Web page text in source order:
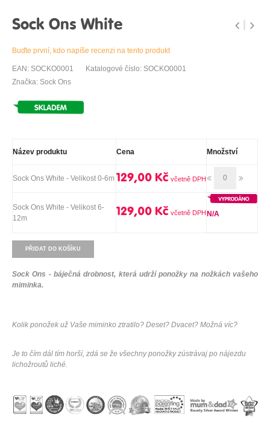
Sock Ons White
Buďte první, kdo napíše recenzi na tento produkt
EAN: SOCKO0001
Katalogové číslo: SOCKO0001
Značka: Sock Ons
Název produktu Cena Množství
Sock Ons White - Velikost 0-6m 129,00 Kč
Sock Ons White - Velikost 6-
12m
129,00 Kč N/A
PŘIDAT DO KOŠÍKU
Sock Ons - báječná drobnost, která udrží ponožky na nožkách vašeho
miminka.
Kolik ponožek už Vaše miminko ztratilo? Deset? Dvacet? Možná víc?
Je to čím dál tím horší, zdá se že všechny ponožky zústrávaj po nájezdu
lichožroutů liché.